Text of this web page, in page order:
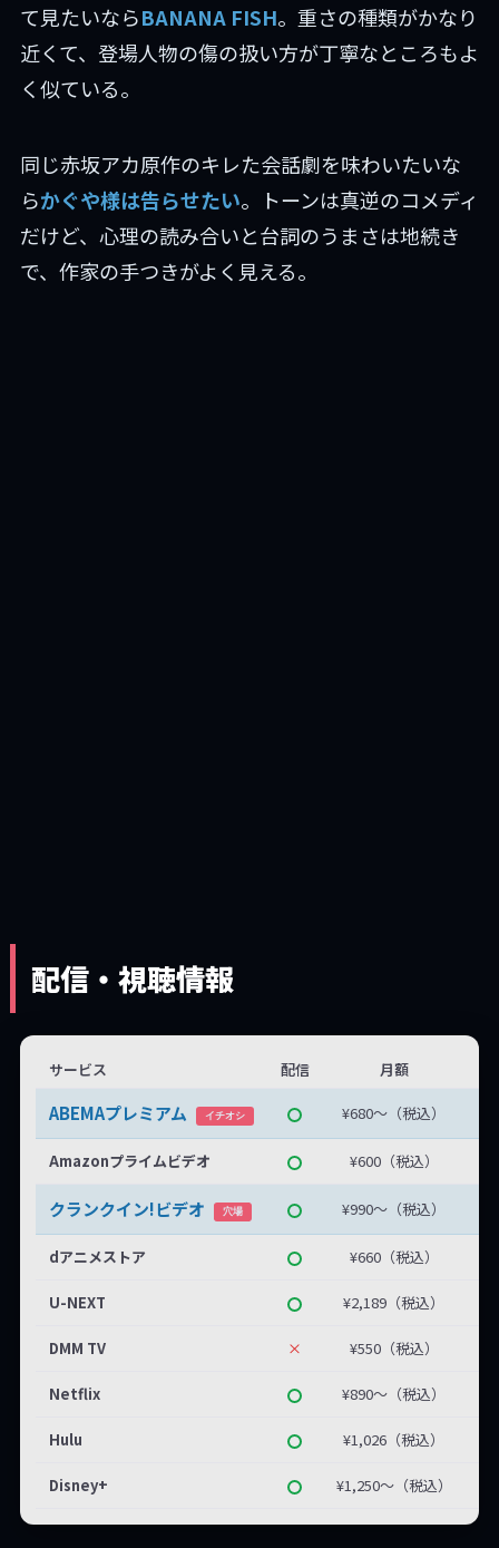
て見たいならBANANA FISH。重さの種類がかなり
近くて、登場人物の傷の扱い方が丁寧なところもよ
く似ている。
同じ赤坂アカ原作のキレた会話劇を味わいたいな
らかぐや様は告らせたい。トーンは真逆のコメディ
だけど、心理の読み合いと台詞のうまさは地続き
で、作家の手つきがよく見える。
配信・視聴情報
サービス 配信 月額
ABEMAプレミアム イチオシ ¥680〜（税込）
Amazonプライムビデオ ¥600（税込）
クランクイン!ビデオ 穴場 ¥990〜（税込）
dアニメストア ¥660（税込）
U-NEXT ¥2,189（税込）
DMM TV × ¥550（税込）
Netflix ¥890〜（税込）
Hulu ¥1,026（税込）
Disney+ ¥1,250〜（税込）